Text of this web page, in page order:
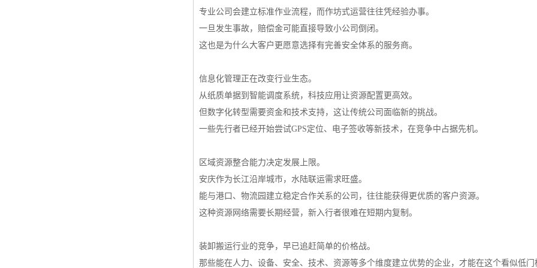
专业公司会建立标准作业流程，而作坊式运营往往凭经验办事。
一旦发生事故，赔偿金可能直接导致小公司倒闭。
这也是为什么大客户更愿意选择有完善安全体系的服务商。
信息化管理正在改变行业生态。
从纸质单据到智能调度系统，科技应用让资源配置更高效。
但数字化转型需要资金和技术支持，这让传统公司面临新的挑战。
一些先行者已经开始尝试GPS定位、电子签收等新技术，在竞争中占据先机。
区域资源整合能力决定发展上限。
安庆作为长江沿岸城市，水陆联运需求旺盛。
能与港口、物流园建立稳定合作关系的公司，往往能获得更优质的客户资源。
这种资源网络需要长期经营，新入行者很难在短期内复制。
装卸搬运行业的竞争，早已追赶简单的价格战。
那些能在人力、设备、安全、技术、资源等多个维度建立优势的企业，才能在这个看似低门